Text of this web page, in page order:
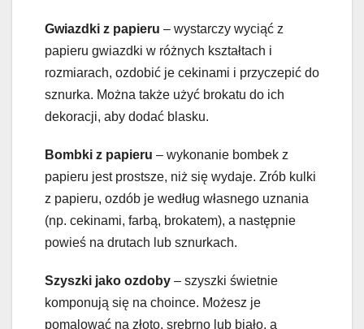
Gwiazdki z papieru – wystarczy wyciąć z
papieru gwiazdki w różnych kształtach i
rozmiarach, ozdobić je cekinami i przyczepić do
sznurka. Można także użyć brokatu do ich
dekoracji, aby dodać blasku.
Bombki z papieru – wykonanie bombek z
papieru jest prostsze, niż się wydaje. Zrób kulki
z papieru, ozdób je według własnego uznania
(np. cekinami, farbą, brokatem), a następnie
powieś na drutach lub sznurkach.
Szyszki jako ozdoby – szyszki świetnie
komponują się na choince. Możesz je
pomalować na złoto, srebrno lub biało, a